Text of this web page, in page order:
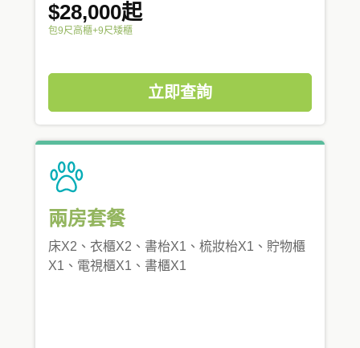
$28,000起
包9尺高櫃+9尺矮櫃
立即查詢
兩房套餐
床X2、衣櫃X2、書枱X1、梳妝枱X1、貯物櫃
X1、電視櫃X1、書櫃X1